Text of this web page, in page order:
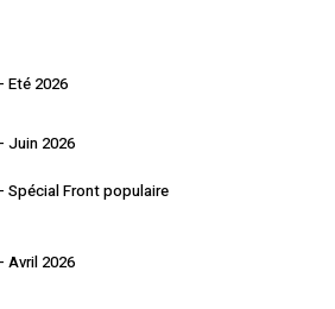
Eté 2026
Juin 2026
Spécial Front populaire
Avril 2026